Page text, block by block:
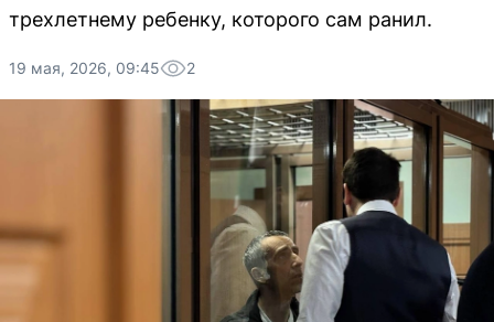
трехлетнему ребенку, которого сам ранил.
19 мая, 2026, 09:45 2